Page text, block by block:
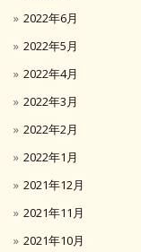
2022年6月
2022年5月
2022年4月
2022年3月
2022年2月
2022年1月
2021年12月
2021年11月
2021年10月